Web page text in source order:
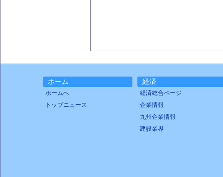
ホーム
ホームへ
トップニュース
経済
経済総合ページ
企業情報
九州企業情報
建設業界